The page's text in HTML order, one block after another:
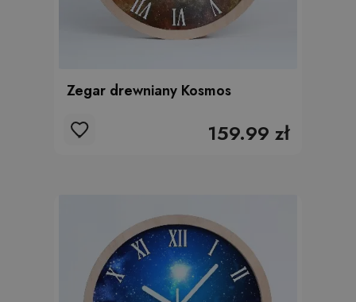
Zegar drewniany Kosmos
159.99 zł